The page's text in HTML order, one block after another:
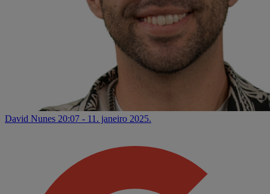
David Nunes 20:07 - 11. janeiro 2025.